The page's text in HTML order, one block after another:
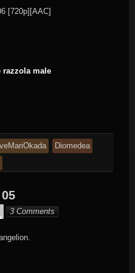
razzola male
Diomedea
Byakko
3 Comments